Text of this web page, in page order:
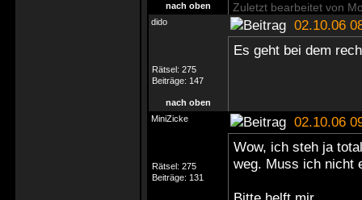
nach oben Zuletzt bearbeitet von
dido 02.10.06
Rätsel: 275
Beiträge: 147
Es geht bei dem
nach oben
MiniZicke
02.10.06
Rätsel: 275
Beiträge: 131
Wow, ich steh ja
weg. Muss ich nicht